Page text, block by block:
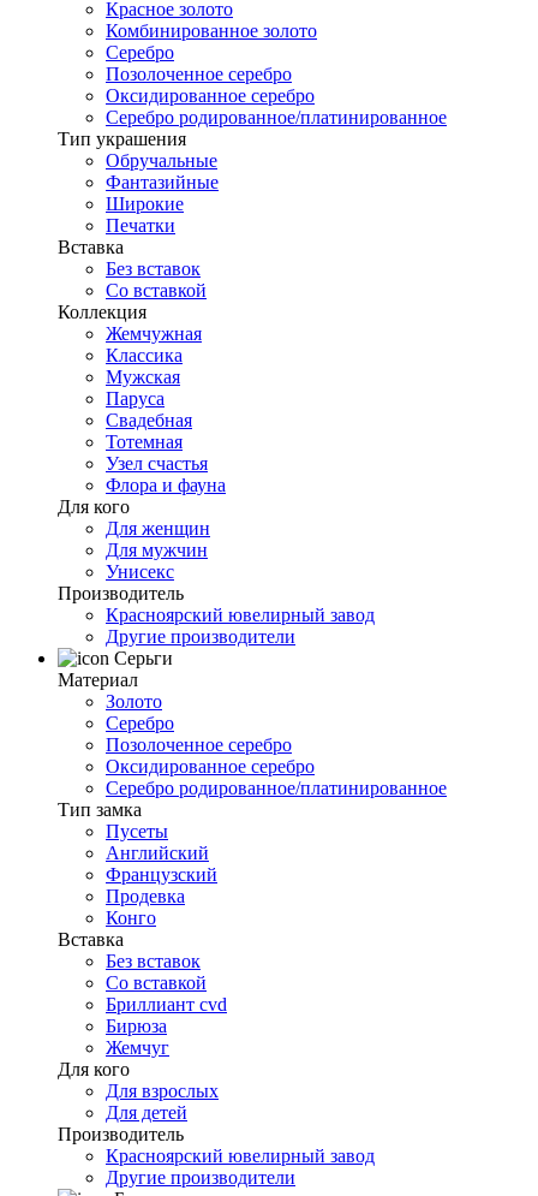
Красное золото
Комбинированное золото
Серебро
Позолоченное серебро
Оксидированное серебро
Серебро родированное/платинированное
Тип украшения
Обручальные
Фантазийные
Широкие
Печатки
Вставка
Без вставок
Со вставкой
Коллекция
Жемчужная
Классика
Мужская
Паруса
Свадебная
Тотемная
Узел счастья
Флора и фауна
Для кого
Для женщин
Для мужчин
Унисекс
Производитель
Красноярский ювелирный завод
Другие производители
Серьги
Материал
Золото
Серебро
Позолоченное серебро
Оксидированное серебро
Серебро родированное/платинированное
Тип замка
Пусеты
Английский
Французский
Продевка
Конго
Вставка
Без вставок
Со вставкой
Бриллиант cvd
Бирюза
Жемчуг
Для кого
Для взрослых
Для детей
Производитель
Красноярский ювелирный завод
Другие производители